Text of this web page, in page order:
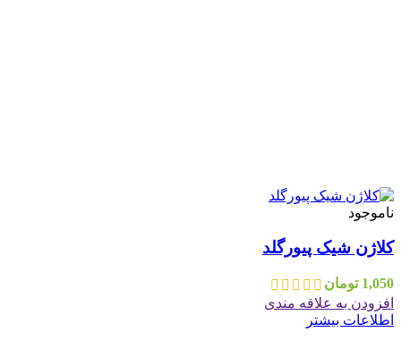
ناموجود
کلاژن شیک پیورگلد
1,050 تومان
افزودن به علاقه مندی
اطلاعات بیشتر